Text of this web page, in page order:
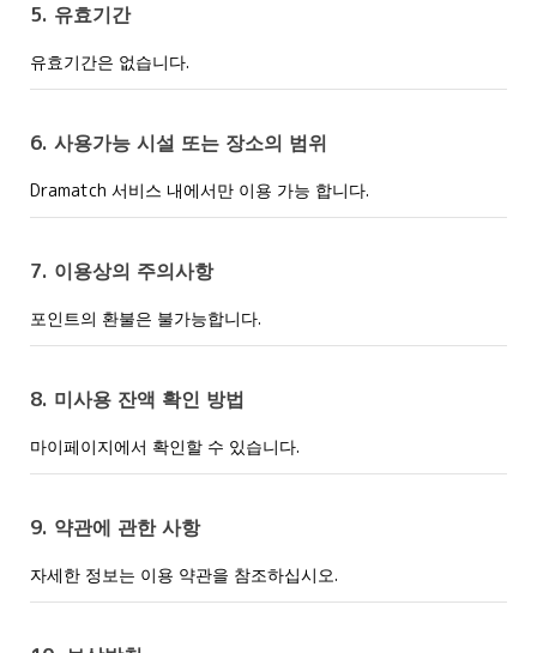
5. 유효기간
유효기간은 없습니다.
6. 사용가능 시설 또는 장소의 범위
Dramatch 서비스 내에서만 이용 가능 합니다.
7. 이용상의 주의사항
포인트의 환불은 불가능합니다.
8. 미사용 잔액 확인 방법
마이페이지에서 확인할 수 있습니다.
9. 약관에 관한 사항
자세한 정보는 이용 약관을 참조하십시오.